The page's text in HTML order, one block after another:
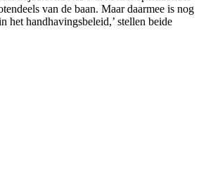
van de baan. Maar daarmee is nog
handhavingsbeleid,’ stellen beide